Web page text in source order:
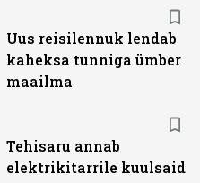
Uus reisilennuk lendab
kaheksa tunniga ümber
maailma
Tehisaru annab
elektrikitarrile kuulsaid